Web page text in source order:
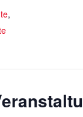
,